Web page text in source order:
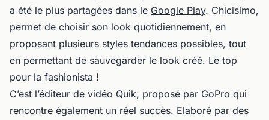
a été le plus partagées dans le Google Play. Chicisimo,
permet de choisir son look quotidiennement, en
proposant plusieurs styles tendances possibles, tout
en permettant de sauvegarder le look créé. Le top
pour la fashionista !
C’est l’éditeur de vidéo Quik, proposé par GoPro qui
rencontre également un réel succès. Elaboré par des